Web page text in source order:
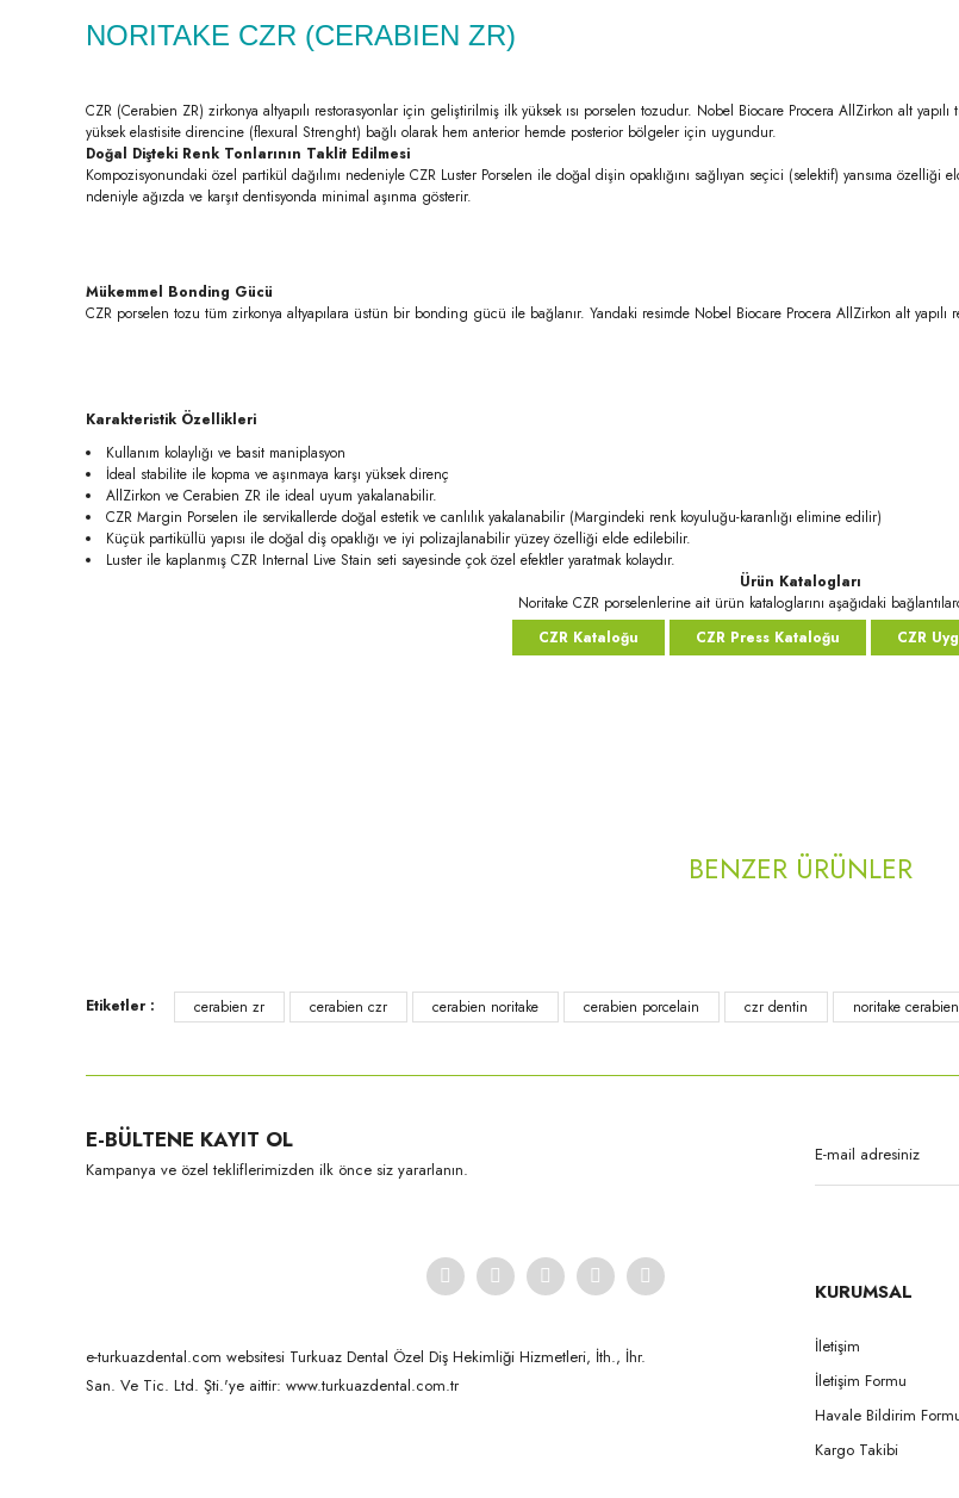
NORITAKE CZR (CERABIEN ZR)
CZR (Cerabien ZR) zirkonya altyapılı restorasyonlar için geliştirilmiş ilk yüksek ısı porselen tozudur. Nobel Biocare Procera AllZirkon alt yapılı
yüksek elastisite direncine (flexural Strenght) bağlı olarak hem anterior hemde posterior bölgeler için uygundur.
Doğal Dişteki Renk Tonlarının Taklit Edilmesi
Kompozisyonundaki özel partikül dağılımı nedeniyle CZR Luster Porselen ile doğal dişin opaklığını sağlıyan seçici (selektif) yansıma
ndeniyle ağızda ve karşıt dentisyonda minimal aşınma gösterir.
Mükemmel Bonding Gücü
CZR porselen tozu tüm zirkonya altyapılara üstün bir bonding gücü ile bağlanır. Yandaki resimde Nobel Biocare Procera AllZirkon alt
Karakteristik Özellikleri
Kullanım kolaylığı ve basit maniplasyon
İdeal stabilite ile kopma ve aşınmaya karşı yüksek direnç
AllZirkon ve Cerabien ZR ile ideal uyum yakalanabilir.
CZR Margin Porselen ile servikallerde doğal estetik ve canlılık yakalanabilir (Margindeki renk koyuluğu-karanlığı elimine edilir)
Küçük partiküllü yapısı ile doğal diş opaklığı ve iyi polizajlanabilir yüzey özelliği elde edilebilir.
Luster ile kaplanmış CZR Internal Live Stain seti sayesinde çok özel efektler yaratmak kolaydır.
Ürün Katalogları
Noritake CZR porselenlerine ait ürün kataloglarını aşağıdaki
CZR Kataloğu
CZR Press Kataloğu CZR
Bu ürüne benzer farklı alternatifler olmalı.
BENZER ÜRÜNLER
Etiketler : cerabien zr cerabien czr cerabien noritake cerabien porcelain czr dentin noritake
E-BÜLTENE KAYIT OL
Kampanya ve özel tekliflerimizden ilk önce siz yararlanın.
e-turkuazdental.com websitesi Turkuaz Dental Özel Diş Hekimliği Hizmetleri, İth., İhr.
San. Ve Tic. Ltd. Şti.'ye aittir: www.turkuazdental.com.tr
KURUMSAL
İletişim
İletişim Formu
Havale Bildirim
Kargo Takibi